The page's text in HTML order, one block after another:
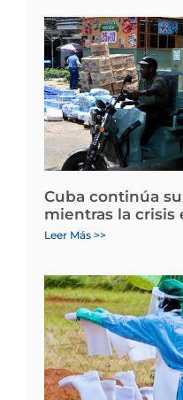
Cuba continúa
mientras la crisis
Leer Más >>